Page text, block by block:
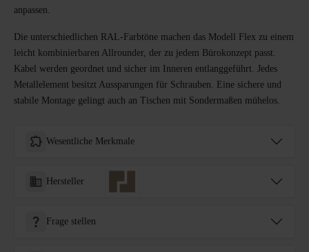
anpassen.
Die unterschiedlichen RAL-Farbtöne machen das Modell Flex zu einem
leicht kombinierbaren Allrounder, der zu jedem Bürokonzept passt.
Kabel werden geordnet und sicher im Inneren entlanggeführt. Jedes
Metallelement besitzt Aussparungen für Schrauben. Eine sichere und
stabile Montage gelingt auch an Tischen mit Sondermaßen mühelos.
Wesentliche Merkmale
Hersteller
Frage stellen